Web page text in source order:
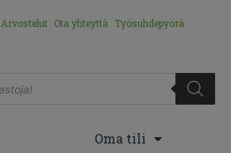
Arvostelut Ota yhteyttä Työsuhdepyörä
Oma tili